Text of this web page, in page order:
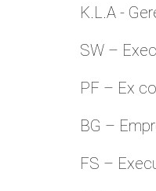
K.L.A -
SW –
PF – Ex
BG –
FS –